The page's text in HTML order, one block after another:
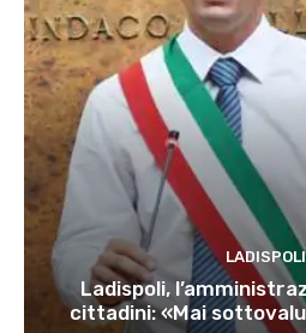
LADISPOLI
Ladispoli,
cittadini: «Mai